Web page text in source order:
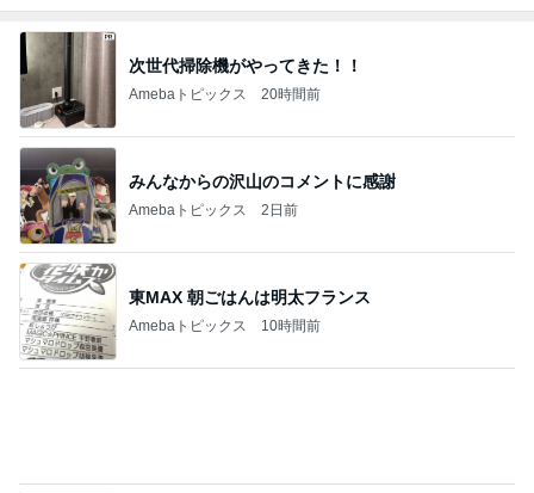
選べず両方つけたトーストセット
Amebaトピックス 1日前